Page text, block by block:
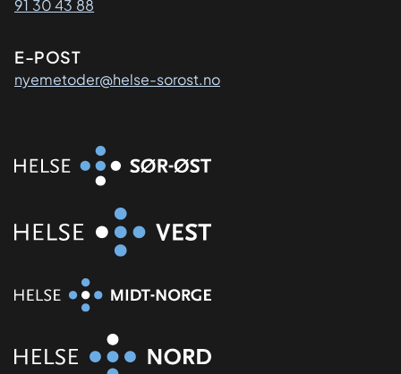
91 30 43 88
E-POST
nyemetoder@helse-sorost.no
Organisasjon